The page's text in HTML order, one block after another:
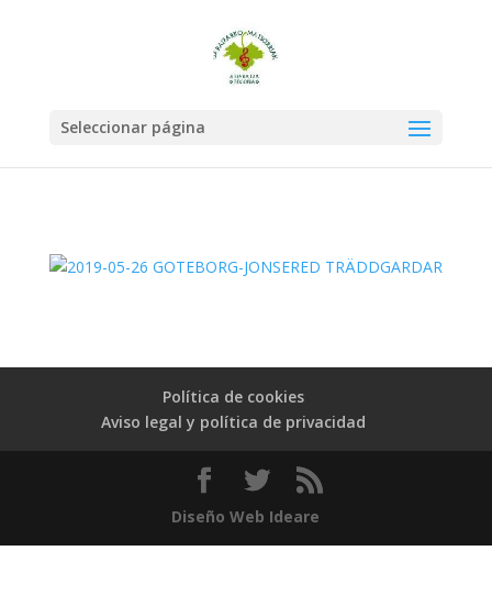
Seleccionar página
Política de cookies
Aviso legal y política de privacidad
Diseño Web Ideare